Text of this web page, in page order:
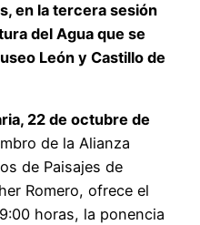
en la tercera sesión
del Agua que se
León y Castillo de
22 de octubre de
de la Alianza
de Paisajes de
Romero, ofrece el
horas, la ponencia